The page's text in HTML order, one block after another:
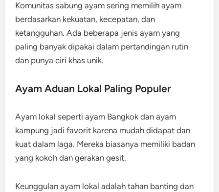
Komunitas sabung ayam sering memilih ayam
berdasarkan kekuatan, kecepatan, dan
ketangguhan. Ada beberapa jenis ayam yang
paling banyak dipakai dalam pertandingan rutin
dan punya ciri khas unik.
Ayam Aduan Lokal Paling Populer
Ayam lokal seperti ayam Bangkok dan ayam
kampung jadi favorit karena mudah didapat dan
kuat dalam laga. Mereka biasanya memiliki badan
yang kokoh dan gerakan gesit.
Keunggulan ayam lokal adalah tahan banting dan